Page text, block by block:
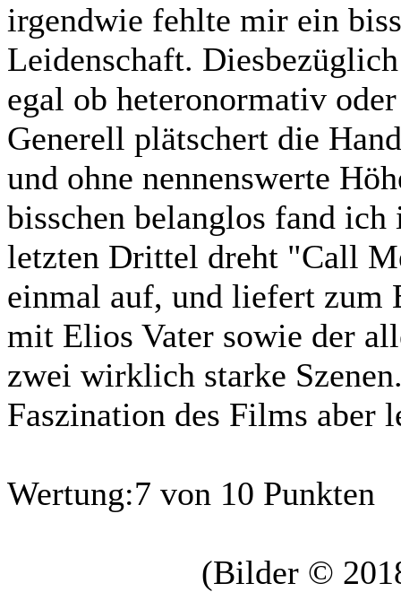
irgendwie fehlte mir ein
Leidenschaft.
egal ob heteronormativ
Generell plätschert die
und ohne nennenswerte
bisschen belanglos fand
letzten Drittel dreht "Call
einmal auf, und liefert zum
mit Elios Vater sowie der
zwei wirklich starke
Faszination des Films aber
Wertung:7 von 10 Punkten
(Bilder ©